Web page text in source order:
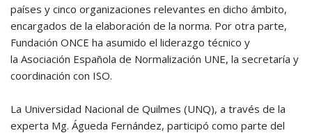
países y cinco organizaciones relevantes en dicho ámbito,
encargados de la elaboración de la norma. Por otra parte,
Fundación ONCE ha asumido el liderazgo técnico y
la Asociación Española de Normalización UNE, la secretaría y
coordinación con ISO.
La Universidad Nacional de Quilmes (UNQ), a través de la
experta Mg. Águeda Fernández, participó como parte del